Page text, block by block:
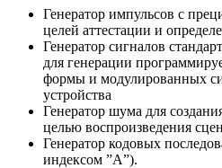
Генератор импульсов с
целей аттестации и
Генератор сигналов
для генерации
формы и модулированных
устройства
Генератор шума для
целью воспроизведения
Генератор кодовых
индексом ”А”).